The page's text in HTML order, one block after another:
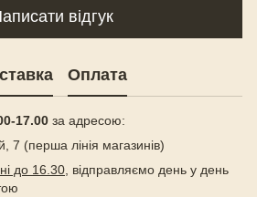
відгук
Оплата
17.00 за адресою:
7 (перша лінія магазинів)
до 16.30, відправляємо день у день